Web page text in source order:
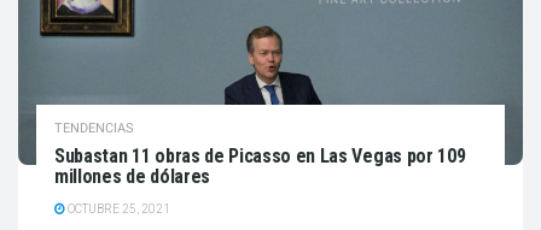
TENDENCIAS
Subastan 11 obras de Picasso en Las Vegas por 109
millones de dólares
OCTUBRE 25, 2021